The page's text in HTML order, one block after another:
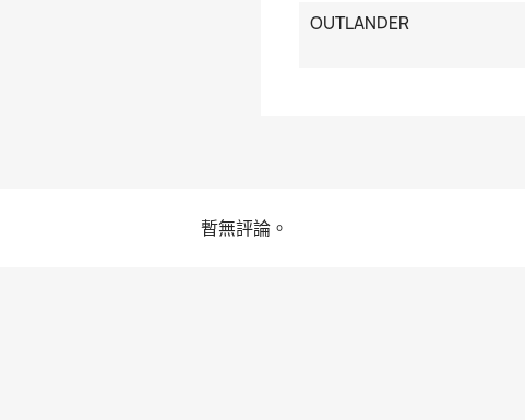
OUTLANDER
暫無評論。